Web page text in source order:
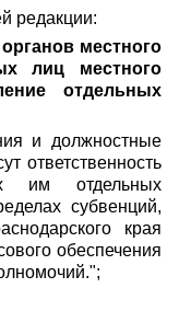
редакции:
местного
лиц местного
отдельных
и должностные
ответственность
им отдельных
субвенций,
края
обеспечения